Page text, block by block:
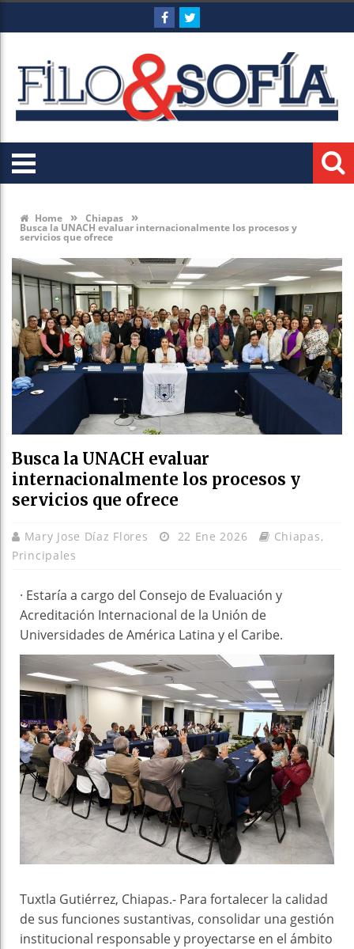
Home » Chiapas »
Busca la UNACH evaluar internacionalmente los procesos y
servicios que ofrece
Busca la UNACH evaluar
internacionalmente los procesos y
servicios que ofrece
Mary Jose Díaz Flores 22 Ene 2026 Chiapas,
Principales
· Estaría a cargo del Consejo de Evaluación y
Acreditación Internacional de la Unión de
Universidades de América Latina y el Caribe.
Tuxtla Gutiérrez, Chiapas.- Para fortalecer la calidad
de sus funciones sustantivas, consolidar una gestión
institucional responsable y proyectarse en el ámbito